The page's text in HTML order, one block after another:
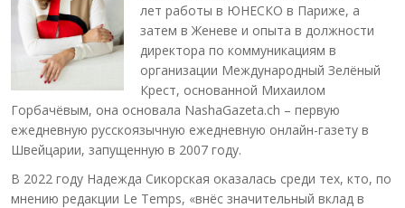
лет работы в ЮНЕСКО в Париже, а
затем в Женеве и опыта в должности
директора по коммуникациям в
организации Международный Зелёный
Крест, основанной Михаилом
Горбачёвым, она основала NashaGazeta.ch – первую
ежедневную русскоязычную ежедневную онлайн-газету в
Швейцарии, запущенную в 2007 году.
В 2022 году Надежда Сикорская оказалась среди тех, кто, по
мнению редакции Le Temps, «внёс значительный вклад в